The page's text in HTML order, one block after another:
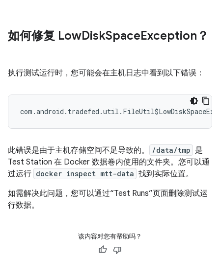
如何修复 LowDiskSpaceException？
执行测试运行时，您可能会在主机日志中看到以下错误：
此错误是由于主机存储空间不足导致的。 /data/tmp 是
Test Station 在 Docker 数据卷内使用的文件夹。您可以通
过运行 docker inspect mtt-data 找到实际位置。
如需解决此问题，您可以通过“Test Runs”页面删除测试运
行数据。
该内容对您有帮助吗？